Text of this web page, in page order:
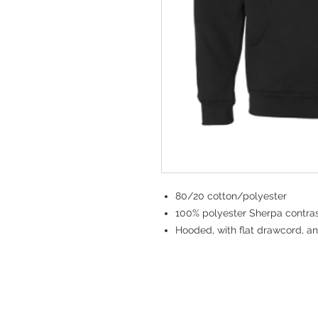
80/20 cotton/polyester
100% polyester Sherpa
Hooded, with flat drawcord,